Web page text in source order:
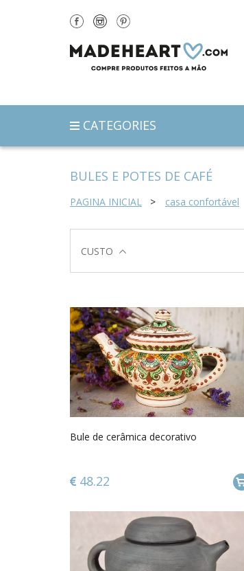
BULES E POTES DE CAFÉ
PAGINA INICIAL casa confortável
CUSTO
Bule de cerâmica decorativo
48.22
CATEGORIES